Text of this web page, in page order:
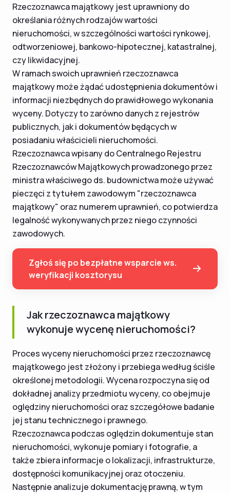
Rzeczoznawca majątkowy jest uprawniony do
określania różnych rodzajów wartości
nieruchomości, w szczególności wartości rynkowej,
odtworzeniowej, bankowo-hipotecznej, katastralnej,
czy likwidacyjnej.
W ramach swoich uprawnień rzeczoznawca
majątkowy może żądać udostępnienia dokumentów i
informacji niezbędnych do prawidłowego wykonania
wyceny. Dotyczy to zarówno danych z rejestrów
publicznych, jak i dokumentów będących w
posiadaniu właścicieli nieruchomości.
Rzeczoznawca wpisany do Centralnego Rejestru
Rzeczoznawców Majątkowych prowadzonego przez
ministra właściwego ds. budownictwa może używać
pieczęci z tytułem zawodowym "rzeczoznawca
majątkowy" oraz numerem uprawnień, co potwierdza
legalność wykonywanych przez niego czynności
zawodowych.
Zgłoś się po bezpłatne wsparcie ws.
weryfikacji kosztorysu
Jak rzeczoznawca majątkowy
wykonuje wycenę nieruchomości?
Proces wyceny nieruchomości przez rzeczoznawcę
majątkowego jest złożony i przebiega według ściśle
określonej metodologii. Wycena rozpoczyna się od
dokładnej analizy przedmiotu wyceny, co obejmuje
oględziny nieruchomości oraz szczegółowe badanie
jej stanu technicznego i prawnego.
Rzeczoznawca podczas oględzin dokumentuje stan
nieruchomości, wykonuje pomiary i fotografie, a
także zbiera informacje o lokalizacji, infrastrukturze,
dostępności komunikacyjnej oraz otoczeniu.
Następnie analizuje dokumentację prawną, w tym